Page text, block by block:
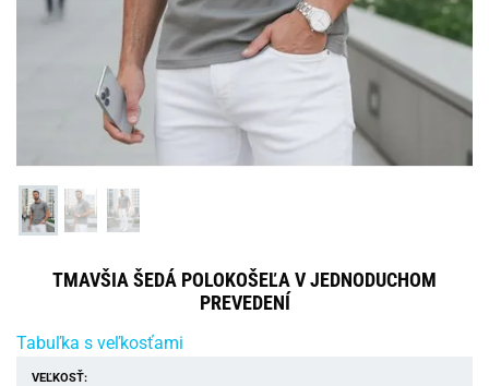
TMAVŠIA ŠEDÁ POLOKOŠEĽA V JEDNODUCHOM
PREVEDENÍ
Tabuľka s veľkosťami
VEĽKOSŤ: